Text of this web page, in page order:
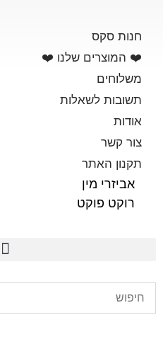
חנות סקס
❤️ המוצרים שלנו ❤️
משלוחים
תשובות לשאלות
אודות
צור קשר
תקנון האתר
אביזרי מין
רוקט פוקט